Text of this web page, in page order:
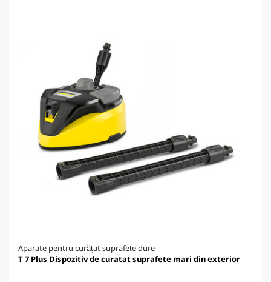
Aparate pentru curățat suprafețe dure
T 7 Plus Dispozitiv de curatat suprafete mari din exterior